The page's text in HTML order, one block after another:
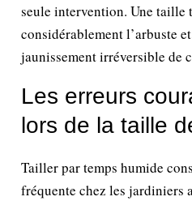
seule intervention. Une taille
considérablement l’arbuste
jaunissement irréversible de
Les erreurs
lors de la taille
Tailler par temps humide
fréquente chez les jardiniers